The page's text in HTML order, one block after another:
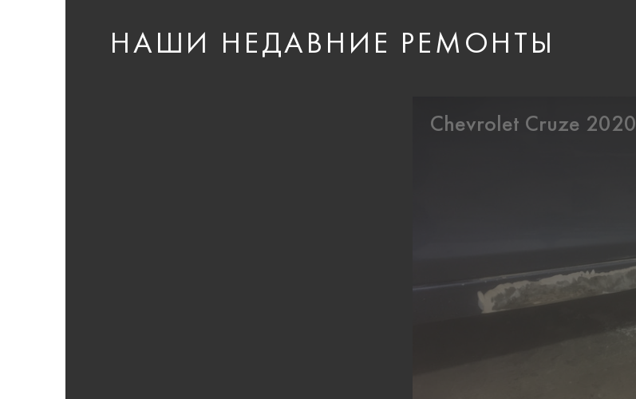
НАШИ НЕДАВНИЕ РЕМОНТЫ
Chevrolet Cruze 2020